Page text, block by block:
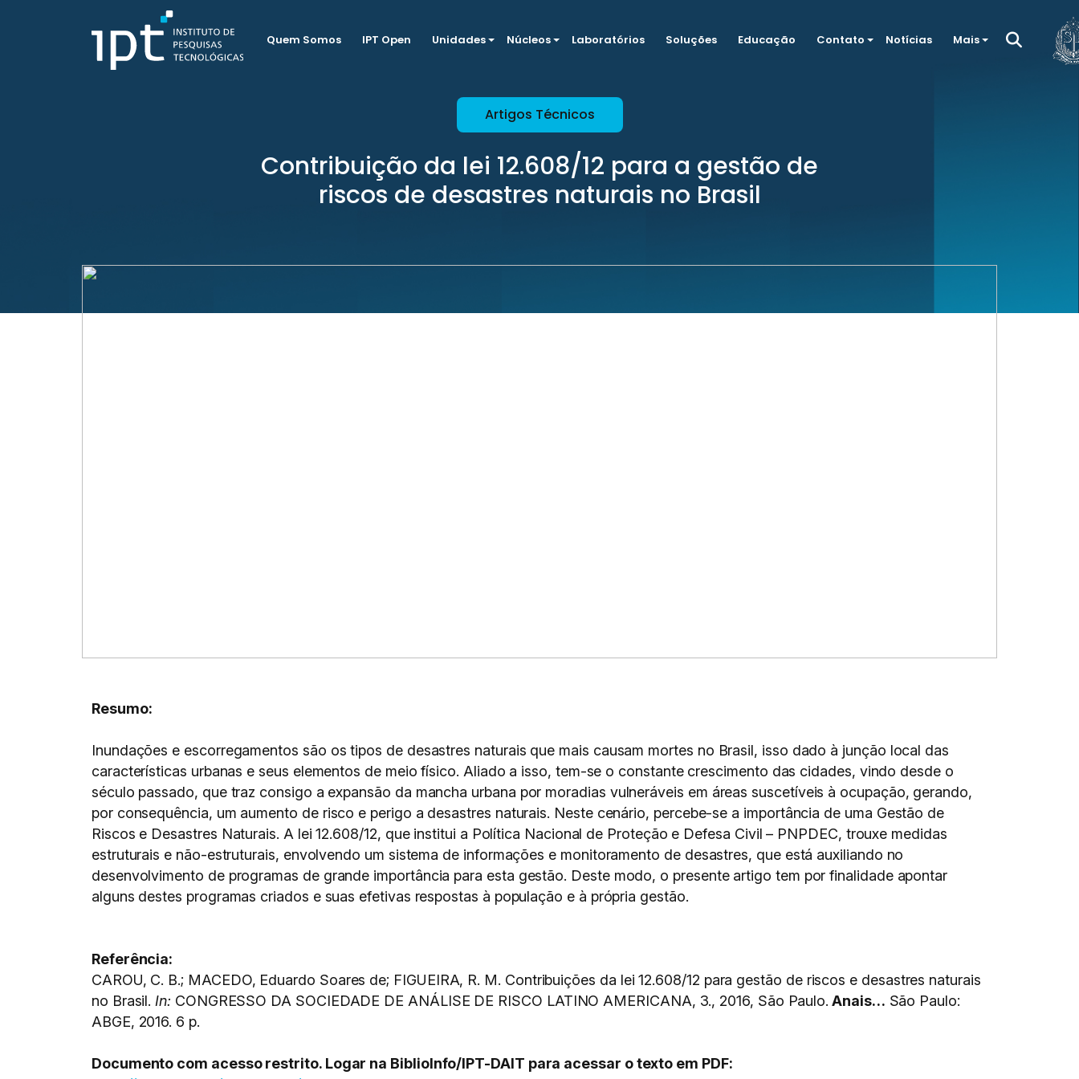
Quem Somos IPT Open Unidades Núcleos Laboratórios Soluções Educação Contato Notícias Mais
Artigos Técnicos
Contribuição da lei 12.608/12 para a gestão de
riscos de desastres naturais no Brasil
Resumo:
Inundações e escorregamentos são os tipos de desastres naturais que mais causam mortes no Brasil, isso dado à junção local das
características urbanas e seus elementos de meio físico. Aliado a isso, tem-se o constante crescimento das cidades, vindo desde o
século passado, que traz consigo a expansão da mancha urbana por moradias vulneráveis em áreas suscetíveis à ocupação, gerando,
por consequência, um aumento de risco e perigo a desastres naturais. Neste cenário, percebe-se a importância de uma Gestão de
Riscos e Desastres Naturais. A lei 12.608/12, que institui a Política Nacional de Proteção e Defesa Civil – PNPDEC, trouxe medidas
estruturais e não-estruturais, envolvendo um sistema de informações e monitoramento de desastres, que está auxiliando no
desenvolvimento de programas de grande importância para esta gestão. Deste modo, o presente artigo tem por finalidade apontar
alguns destes programas criados e suas efetivas respostas à população e à própria gestão.
Referência:
CAROU, C. B.; MACEDO, Eduardo Soares de; FIGUEIRA, R. M. Contribuições da lei 12.608/12 para gestão de riscos e desastres naturais
no Brasil. In: CONGRESSO DA SOCIEDADE DE ANÁLISE DE RISCO LATINO AMERICANA, 3., 2016, São Paulo. Anais… São Paulo:
ABGE, 2016. 6 p.
Documento com acesso restrito. Logar na BiblioInfo/IPT-DAIT para acessar o texto em PDF: